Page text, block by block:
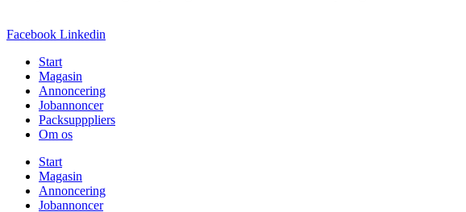
Facebook Linkedin
Start
Magasin
Annoncering
Jobannoncer
Packsupppliers
Om os
Start
Magasin
Annoncering
Jobannoncer